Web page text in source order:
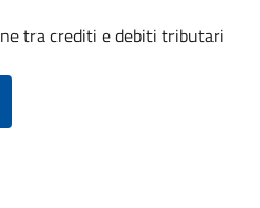
tra crediti e debiti tributari